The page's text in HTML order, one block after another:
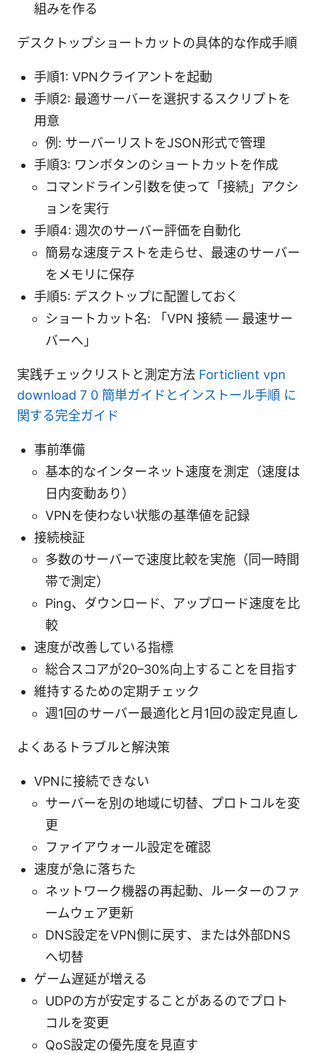
組みを作る
デスクトップショートカットの具体的な作成手順
手順1: VPNクライアントを起動
手順2: 最適サーバーを選択するスクリプトを
用意
例: サーバーリストをJSON形式で管理
手順3: ワンボタンのショートカットを作成
コマンドライン引数を使って「接続」アクシ
ョンを実行
手順4: 週次のサーバー評価を自動化
簡易な速度テストを走らせ、最速のサーバー
をメモリに保存
手順5: デスクトップに配置しておく
ショートカット名: 「VPN 接続 — 最速サー
バーへ」
実践チェックリストと測定方法 Forticlient vpn
download 7 0 簡単ガイドとインストール手順 に
関する完全ガイド
事前準備
基本的なインターネット速度を測定（速度は
日内変動あり）
VPNを使わない状態の基準値を記録
接続検証
多数のサーバーで速度比較を実施（同一時間
帯で測定）
Ping、ダウンロード、アップロード速度を比
較
速度が改善している指標
総合スコアが20–30%向上することを目指す
維持するための定期チェック
週1回のサーバー最適化と月1回の設定見直し
よくあるトラブルと解決策
VPNに接続できない
サーバーを別の地域に切替、プロトコルを変
更
ファイアウォール設定を確認
速度が急に落ちた
ネットワーク機器の再起動、ルーターのファ
ームウェア更新
DNS設定をVPN側に戻す、または外部DNS
へ切替
ゲーム遅延が増える
UDPの方が安定することがあるのでプロト
コルを変更
QoS設定の優先度を見直す